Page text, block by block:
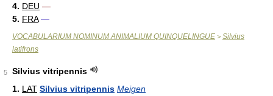
4. DEU —
5. FRA —
VOCABULARIUM NOMINUM ANIMALIUM QUINQUELINGUE > Silvius
latifrons
5
Silvius vitripennis
1. LAT Silvius vitripennis Meigen